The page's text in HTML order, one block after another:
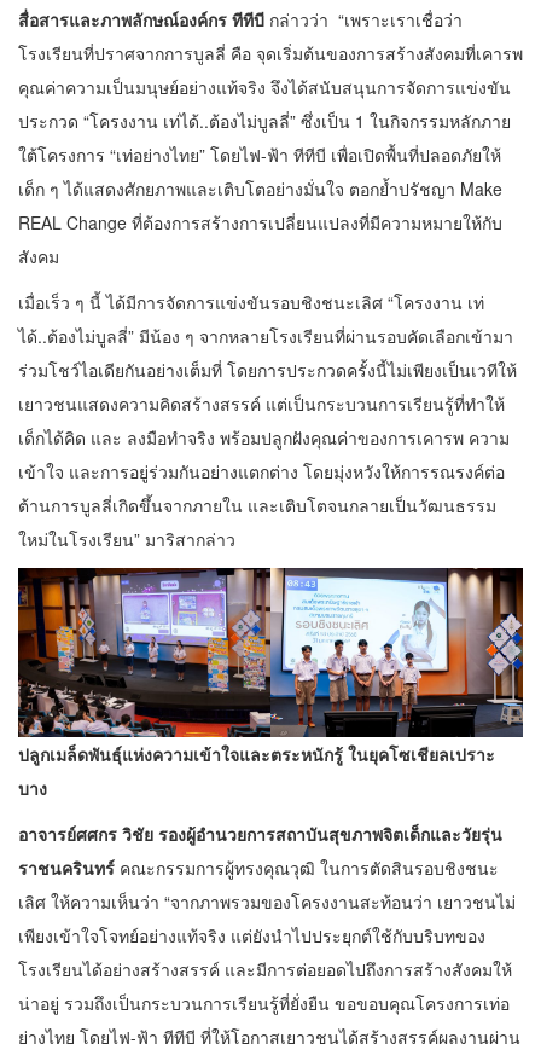
สื่อสารและภาพลักษณ์องค์กร ทีทีบี กล่าวว่า “เพราะเราเชื่อว่า
โรงเรียนที่ปราศจากการบูลลี่ คือ จุดเริ่มต้นของการสร้างสังคมที่เคารพ
คุณค่าความเป็นมนุษย์อย่างแท้จริง จึงได้สนับสนุนการจัดการแข่งขัน
ประกวด “โครงงาน เท่ได้..ต้องไม่บูลลี่” ซึ่งเป็น 1 ในกิจกรรมหลักภาย
ใต้โครงการ “เท่อย่างไทย” โดยไฟ-ฟ้า ทีทีบี เพื่อเปิดพื้นที่ปลอดภัยให้
เด็ก ๆ ได้แสดงศักยภาพและเติบโตอย่างมั่นใจ ตอกย้ำปรัชญา Make
REAL Change ที่ต้องการสร้างการเปลี่ยนแปลงที่มีความหมายให้กับ
สังคม
เมื่อเร็ว ๆ นี้ ได้มีการจัดการแข่งขันรอบชิงชนะเลิศ “โครงงาน เท่
ได้..ต้องไม่บูลลี่” มีน้อง ๆ จากหลายโรงเรียนที่ผ่านรอบคัดเลือกเข้ามา
ร่วมโชว์ไอเดียกันอย่างเต็มที่ โดยการประกวดครั้งนี้ไม่เพียงเป็นเวทีให้
เยาวชนแสดงความคิดสร้างสรรค์ แต่เป็นกระบวนการเรียนรู้ที่ทำให้
เด็กได้คิด และ ลงมือทำจริง พร้อมปลูกฝังคุณค่าของการเคารพ ความ
เข้าใจ และการอยู่ร่วมกันอย่างแตกต่าง โดยมุ่งหวังให้การรณรงค์ต่อ
ต้านการบูลลี่เกิดขึ้นจากภายใน และเติบโตจนกลายเป็นวัฒนธรรม
ใหม่ในโรงเรียน” มาริสากล่าว
ปลูกเมล็ดพันธุ์แห่งความเข้าใจและตระหนักรู้ ในยุคโซเชียลเปราะ
บาง
อาจารย์ศศกร วิชัย รองผู้อำนวยการสถาบันสุขภาพจิตเด็กและวัยรุ่น
ราชนครินทร์ คณะกรรมการผู้ทรงคุณวุฒิ ในการตัดสินรอบชิงชนะ
เลิศ ให้ความเห็นว่า “จากภาพรวมของโครงงานสะท้อนว่า เยาวชนไม่
เพียงเข้าใจโจทย์อย่างแท้จริง แต่ยังนำไปประยุกต์ใช้กับบริบทของ
โรงเรียนได้อย่างสร้างสรรค์ และมีการต่อยอดไปถึงการสร้างสังคมให้
น่าอยู่ รวมถึงเป็นกระบวนการเรียนรู้ที่ยั่งยืน ขอขอบคุณโครงการเท่อ
ย่างไทย โดยไฟ-ฟ้า ทีทีบี ที่ให้โอกาสเยาวชนได้สร้างสรรค์ผลงานผ่าน